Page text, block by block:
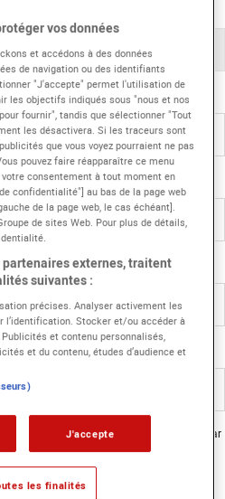
sur les formations Eicar par e-mail, par
vos données
et accédons à des données
de navigation ou des identifiants
"J'accepte" permet l'utilisation de
les objectifs indiqués sous "nous et nos
fournir", tandis que sélectionner "Tout
les désactivera. Si les traceurs sont
que vous voyez pourraient ne pas
pouvez faire réapparaître ce menu
consentement à tout moment en
confidentialité"] au bas de la page web
de la page web, le cas échéant].
de sites Web. Pour plus de détails,
partenaires externes, traitent
suivantes :
précises. Analyser activement les
l’identification. Stocker et/ou accéder à
et contenu personnalisés,
et du contenu, études d’audience et
J'accepte
les finalités